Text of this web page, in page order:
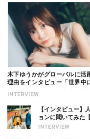
INTERVIEW
木下ゆうかがグローバルに活
理由をインタビュー「世界中
ついても
INTERVIEW
【インタビュー】
ョンに聞いてみた